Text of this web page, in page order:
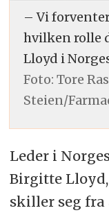
– Vi
hvilken rolle
Lloyd i
Foto: Tore
Steien/
Leder i
Birgitte
skiller seg fra